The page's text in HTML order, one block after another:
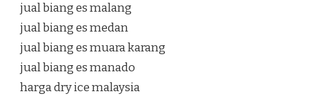
jual biang es malang
jual biang es medan
jual biang es muara karang
jual biang es manado
harga dry ice malaysia